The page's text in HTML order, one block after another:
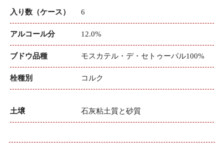
入り数（ケース） 6
アルコール分 12.0%
ブドウ品種 モスカテル・デ・セトゥーバル100%
栓種別 コルク
土壌 石灰粘土質と砂質